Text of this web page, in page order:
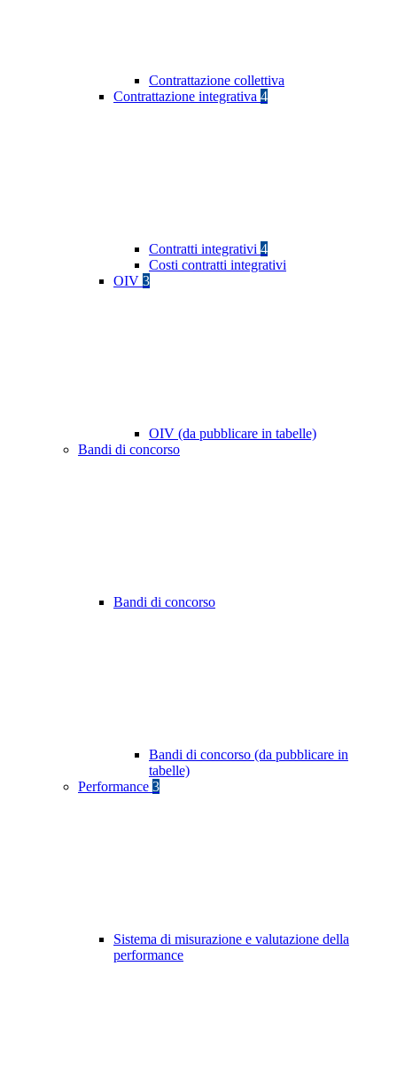
Contrattazione collettiva
Contrattazione integrativa 4
Contratti integrativi 4
Costi contratti integrativi
OIV 3
OIV (da pubblicare in tabelle)
Bandi di concorso
Bandi di concorso
Bandi di concorso (da pubblicare in
tabelle)
Performance 3
Sistema di misurazione e valutazione della
performance